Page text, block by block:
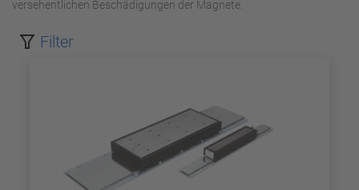
versehentlichen Beschädigungen der Magnete.
Filter